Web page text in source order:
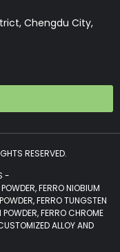
Chengdu City,
RESERVED.
-
FERRO NIOBIUM
FERRO TUNGSTEN
FERRO CHROME
ALLOY AND